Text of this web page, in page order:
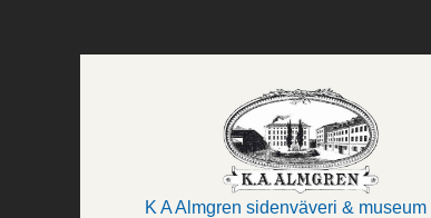
K A Almgren sidenväveri & museum